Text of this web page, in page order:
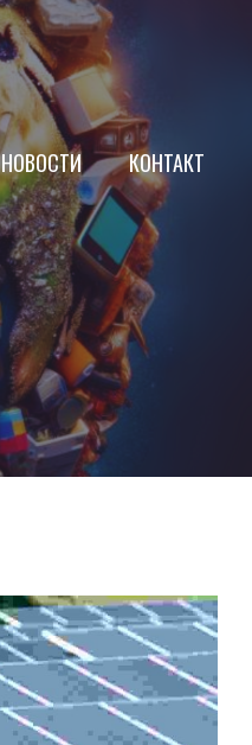
НОВОСТИ КОНТАКТ